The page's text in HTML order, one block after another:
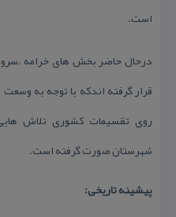
است.
درحال حاضر بخش های خرامه
قرار گرفته اندكه با توجه به
روی تقسیمات كشوری تلاش
شهرستان صورت گرفته است.
پیشینه تاریخی: